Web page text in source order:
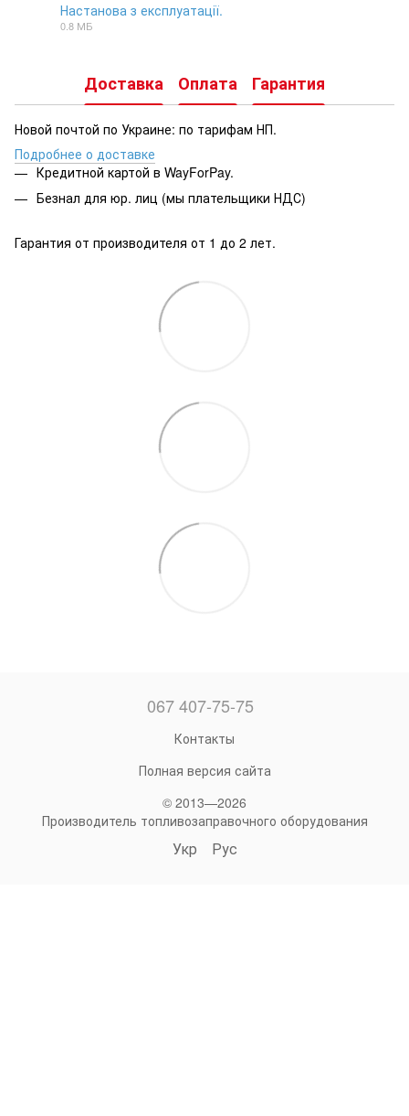
Настанова з експлуатації.
0.8 МБ
Доставка Оплата Гарантия
Новой почтой по Украине: по тарифам НП.
Подробнее о доставке
Кредитной картой в WayForPay.
Безнал для юр. лиц (мы плательщики НДС)
Гарантия от производителя от 1 до 2 лет.
067 407-75-75
Контакты
Полная версия сайта
© 2013—2026
Производитель топливозаправочного оборудования
Укр Рус